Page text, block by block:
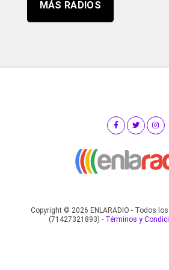
MÁS RADIOS
Copyright © 2026 ENLARADIO - Todos
(71427321893) - Términos y